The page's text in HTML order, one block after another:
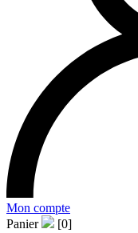
Mon compte
Panier
[0]